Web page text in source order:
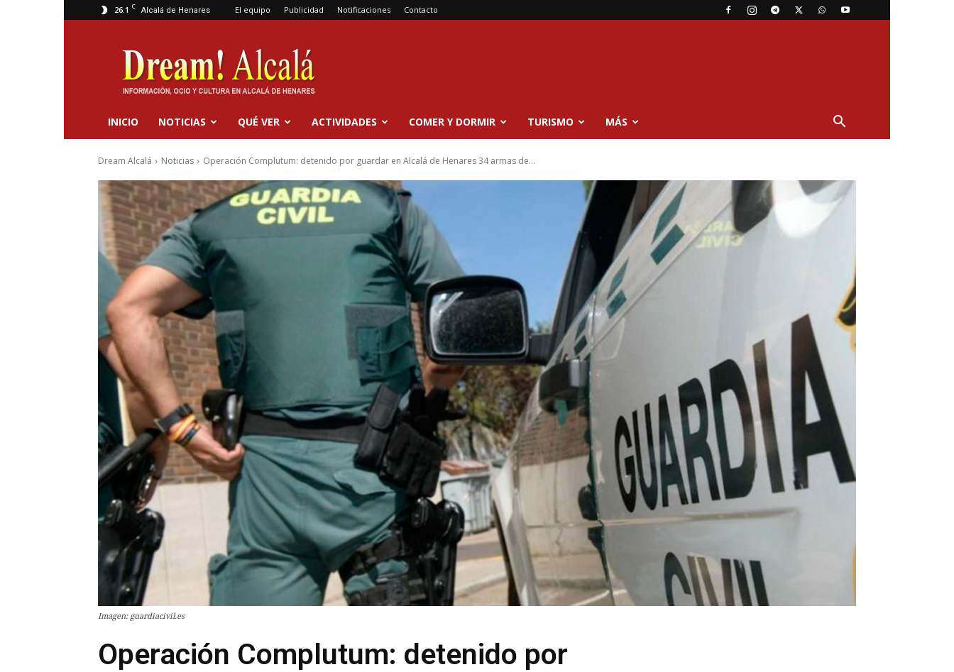
26.1 C Alcalá de Henares El equipo Publicidad Notificaciones Contacto
Dream
Alcalá
INICIO NOTICIAS QUÉ VER ACTIVIDADES COMER Y DORMIR TURISMO MÁS
Dream Alcalá Noticias Operación Complutum: detenido por guardar en Alcalá de Henares 34 armas de...
Imagen: guardiacivil.es
Operación Complutum: detenido por